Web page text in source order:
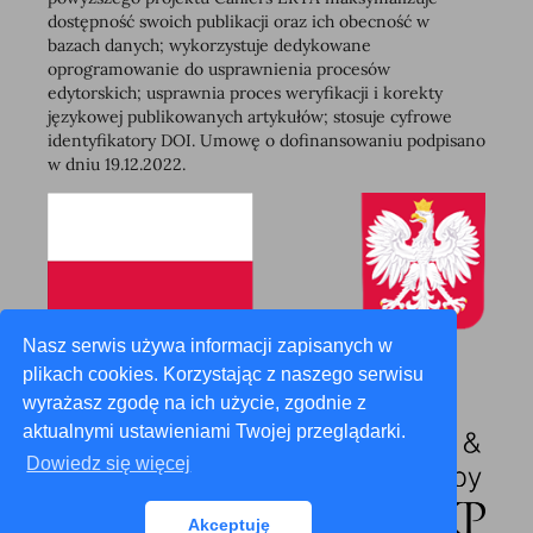
Nasz serwis używa informacji zapisanych w
plikach cookies. Korzystając z naszego serwisu
wyrażasz zgodę na ich użycie, zgodnie z
aktualnymi ustawieniami Twojej przeglądarki.
Dowiedz się więcej
Akceptuję
dostępność swoich publikacji oraz ich obecność w
bazach danych; wykorzystuje dedykowane
oprogramowanie do usprawnienia procesów
edytorskich; usprawnia proces weryfikacji i korekty
językowej publikowanych artykułów; stosuje cyfrowe
identyfikatory DOI. Umowę o dofinansowaniu podpisano
w dniu 19.12.2022.